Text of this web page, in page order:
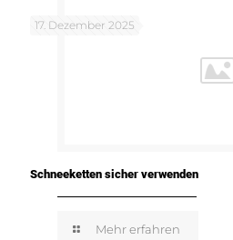
17. Dezember 2025
Schneeketten sicher verwenden
Mehr erfahren